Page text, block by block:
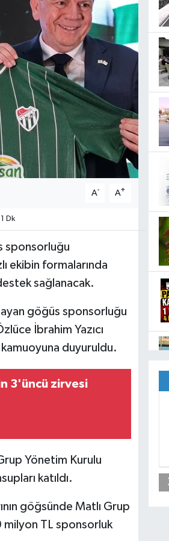
A- A+
Dk
sponsorluğu
ekibin formalarında
sağlanacak.
göğüs sponsorluğu
İbrahim Yazıcı
duyuruldu.
3'üncü zirvesi
Yönetim Kurulu
katıldı.
göğsünde Matlı Grup
milyon TL sponsorluk